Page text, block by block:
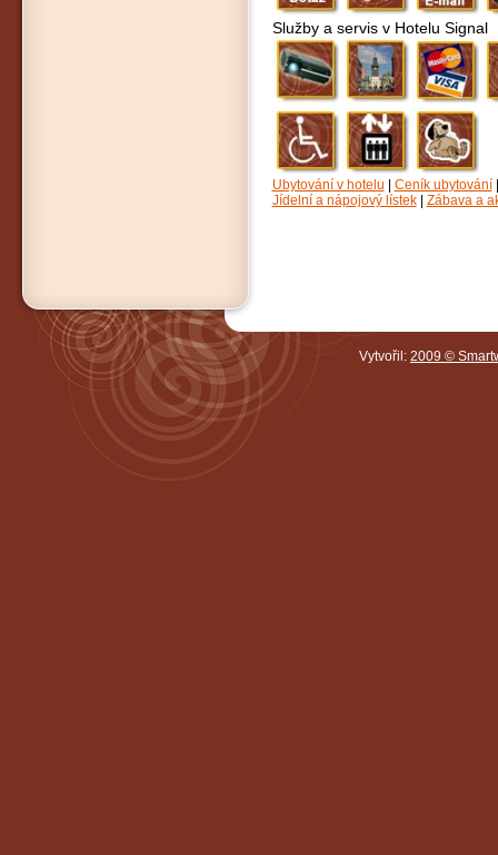
Služby a servis v Hotelu Signal
Ubytování v hotelu Ceník ubytování
Jídelní a nápojový lístek| Zábava a
Vytvořil: 2009 ©